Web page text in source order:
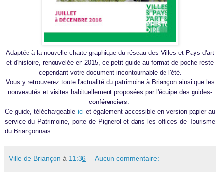
Adaptée à la nouvelle charte graphique du réseau des Villes et Pays d'art
et d'histoire, renouvelée en 2015, ce petit guide au format de poche reste
cependant votre document incontournable de l'été.
Vous y retrouverez toute l'actualité du patrimoine à Briançon ainsi que les
nouveautés et visites habituellement proposées par l'équipe des guides-
conférenciers.
Ce guide, téléchargeable ici et également accessible en version papier au
service du Patrimoine, porte de Pignerol et dans les offices de Tourisme
du Briançonnais.
Ville de Briançon à 11:36 Aucun commentaire: